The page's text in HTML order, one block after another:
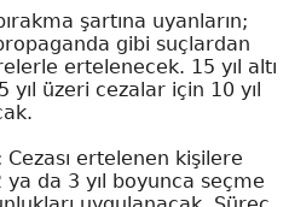
şartına uyanların;
gibi suçlardan
ertelenecek. 15 yıl altı
yıl üzeri cezalar için 10 yıl
ertelenen kişilere
da 3 yıl boyunca seçme